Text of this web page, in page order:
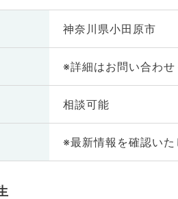
神奈川県小田原市
※詳細はお問い合わせ
相談可能
※最新情報を確認い